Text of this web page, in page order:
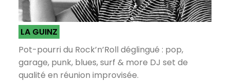
LA GUINZ
Pot-pourri du Rock’n’Roll déglingué : pop,
garage, punk, blues, surf & more DJ set de
qualité en réunion improvisée.